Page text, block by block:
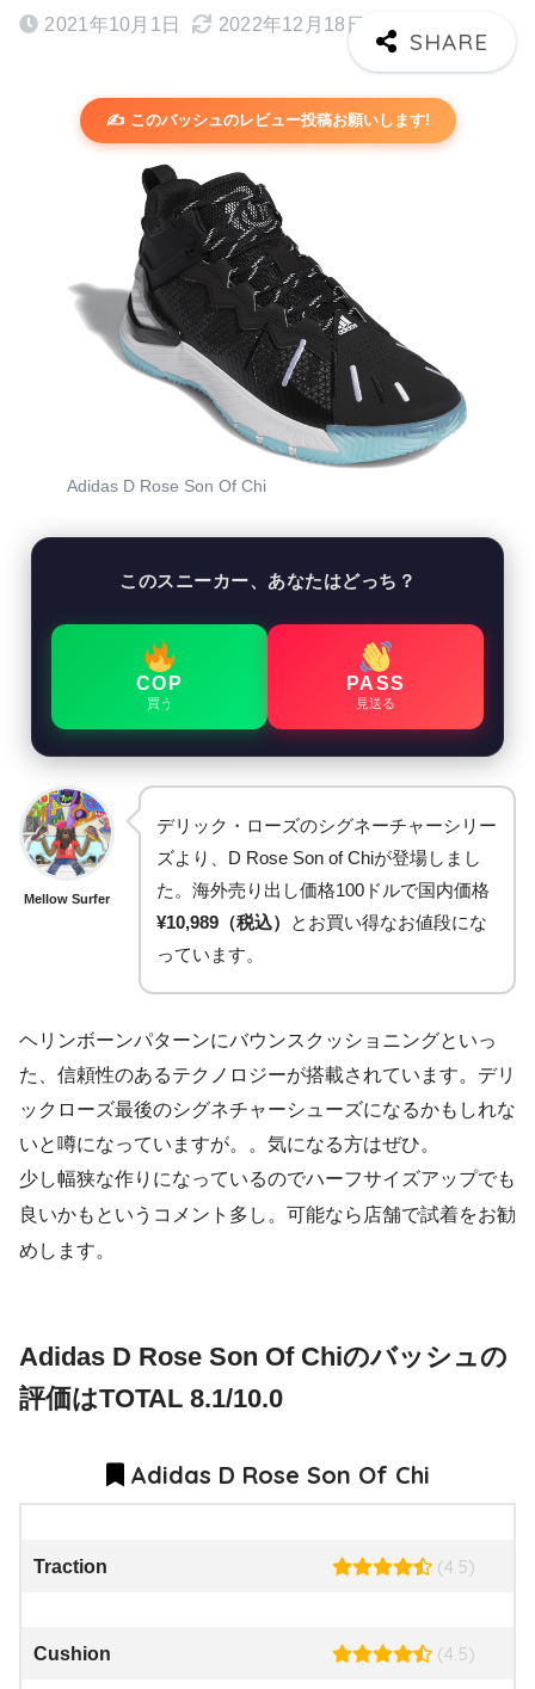
2021年10月1日 2022年12月18日
✍️ このバッシュのレビュー投稿お願いします!
Adidas D Rose Son Of Chi
このスニーカー、あなたはどっち？
COP
買う
PASS
見送る
Mellow Surfer
デリック・ローズのシグネーチャーシリー
ズより、D Rose Son of Chiが登場しまし
た。海外売り出し価格100ドルで国内価格
¥10,989（税込）
とお買い得なお値段にな
っています。
ヘリンボーンパターンにバウンスクッショニングといっ
た、信頼性のあるテクノロジーが搭載されています。デリ
ックローズ最後のシグネチャーシューズになるかもしれな
いと噂になっていますが。。気になる方はぜひ。
少し幅狭な作りになっているのでハーフサイズアップでも
良いかもというコメント多し。可能なら店舗で試着をお勧
めします。
Adidas D Rose Son Of Chiのバッシュの
評価はTOTAL 8.1/10.0
Adidas D Rose Son Of Chi
Traction (4.5)
Cushion (4.5)